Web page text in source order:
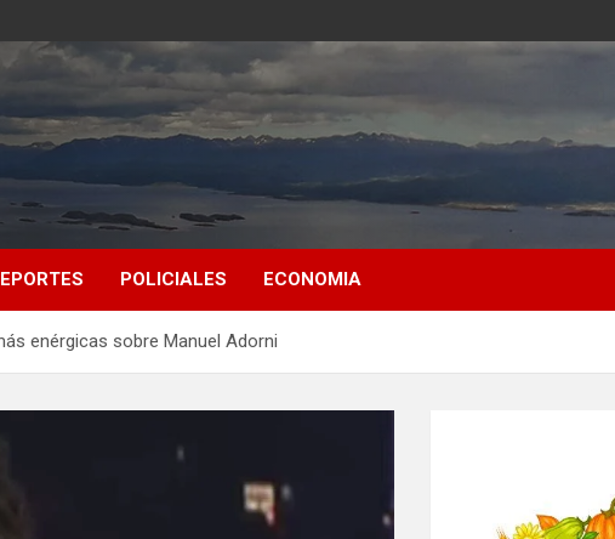
POLICIALES ECONOMIA
enérgicas sobre Manuel Adorni